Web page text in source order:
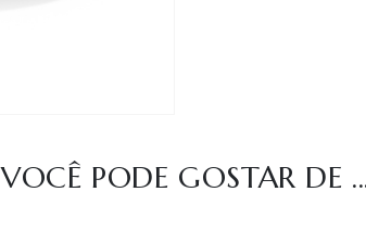
VOCÊ PODE GOSTAR DE